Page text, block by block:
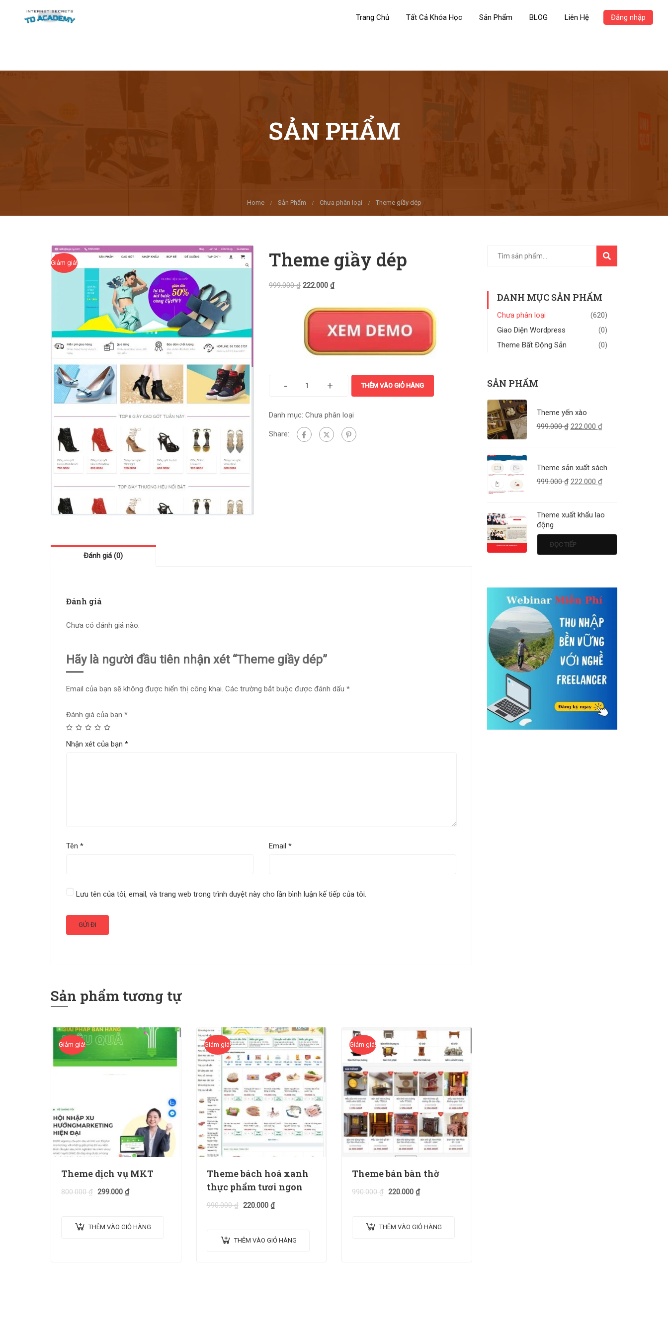
Trang Chủ Tất Cả Khóa Học Sản Phẩm BLOG Liên Hệ Đăng nhập
SẢN PHẨM
Home Sản Phẩm Chưa phân loại Theme giầy dép
Giảm giá! Theme giầy dép
999.000₫ 222.000 ₫
- + THÊM VÀO GIỎ HÀNG
Danh mục: Chưa phân loại
Share:
Đánh giá (0)
Đánh giá
Chưa có đánh giá nào.
Hãy là người đầu tiên nhận xét “Theme giầy dép”
Email của bạn sẽ không được hiển thị công khai. Các trường bắt buộc được đánh dấu *
Đánh giá của bạn *
Nhận xét của bạn *
Tên * Email*
Lưu tên của tôi, email, và trang web trong trình duyệt này cho lần bình luận kế tiếp của tôi.
Sản phẩm tương tự
Giảm giá!
Theme dịch vụ MKT
800.000₫ 299.000 ₫
THÊM VÀO GIỎ HÀNG
Giảm giá!
Theme bách hoá xanh
thực phẩm tươi ngon
990.000₫ 220.000 ₫
THÊM VÀO GIỎ HÀNG
Giảm giá!
Theme bán bàn thờ
990.000₫ 220.000 ₫
THÊM VÀO GIỎ HÀNG
TÌM
KIẾM
DANH MỤC SẢN PHẨM
Chưa phân loại
(620)
Giao Diện Wordpress
(0)
Theme Bất Động Sản
(0)
SẢN PHẨM
Theme yến xào
999.000₫ 222.000 ₫
Theme sản xuất sách
999.000₫ 222.000 ₫
Theme xuất khẩu lao
động
ĐỌC TIẾP